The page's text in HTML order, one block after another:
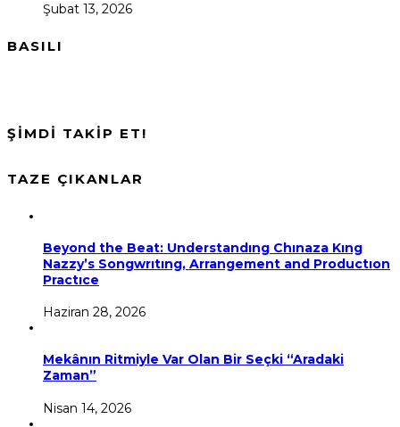
Şubat 13, 2026
BASILI
ŞİMDİ TAKİP ET!
TAZE ÇIKANLAR
Beyond the Beat: Understandıng Chınaza Kıng
Nazzy’s Songwrıtıng, Arrangement and Productıon
Practıce
Haziran 28, 2026
Mekânın Ritmiyle Var Olan Bir Seçki “Aradaki
Zaman”
Nisan 14, 2026